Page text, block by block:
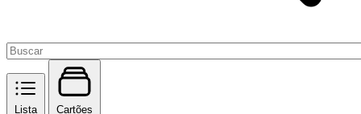
Lista Cartões